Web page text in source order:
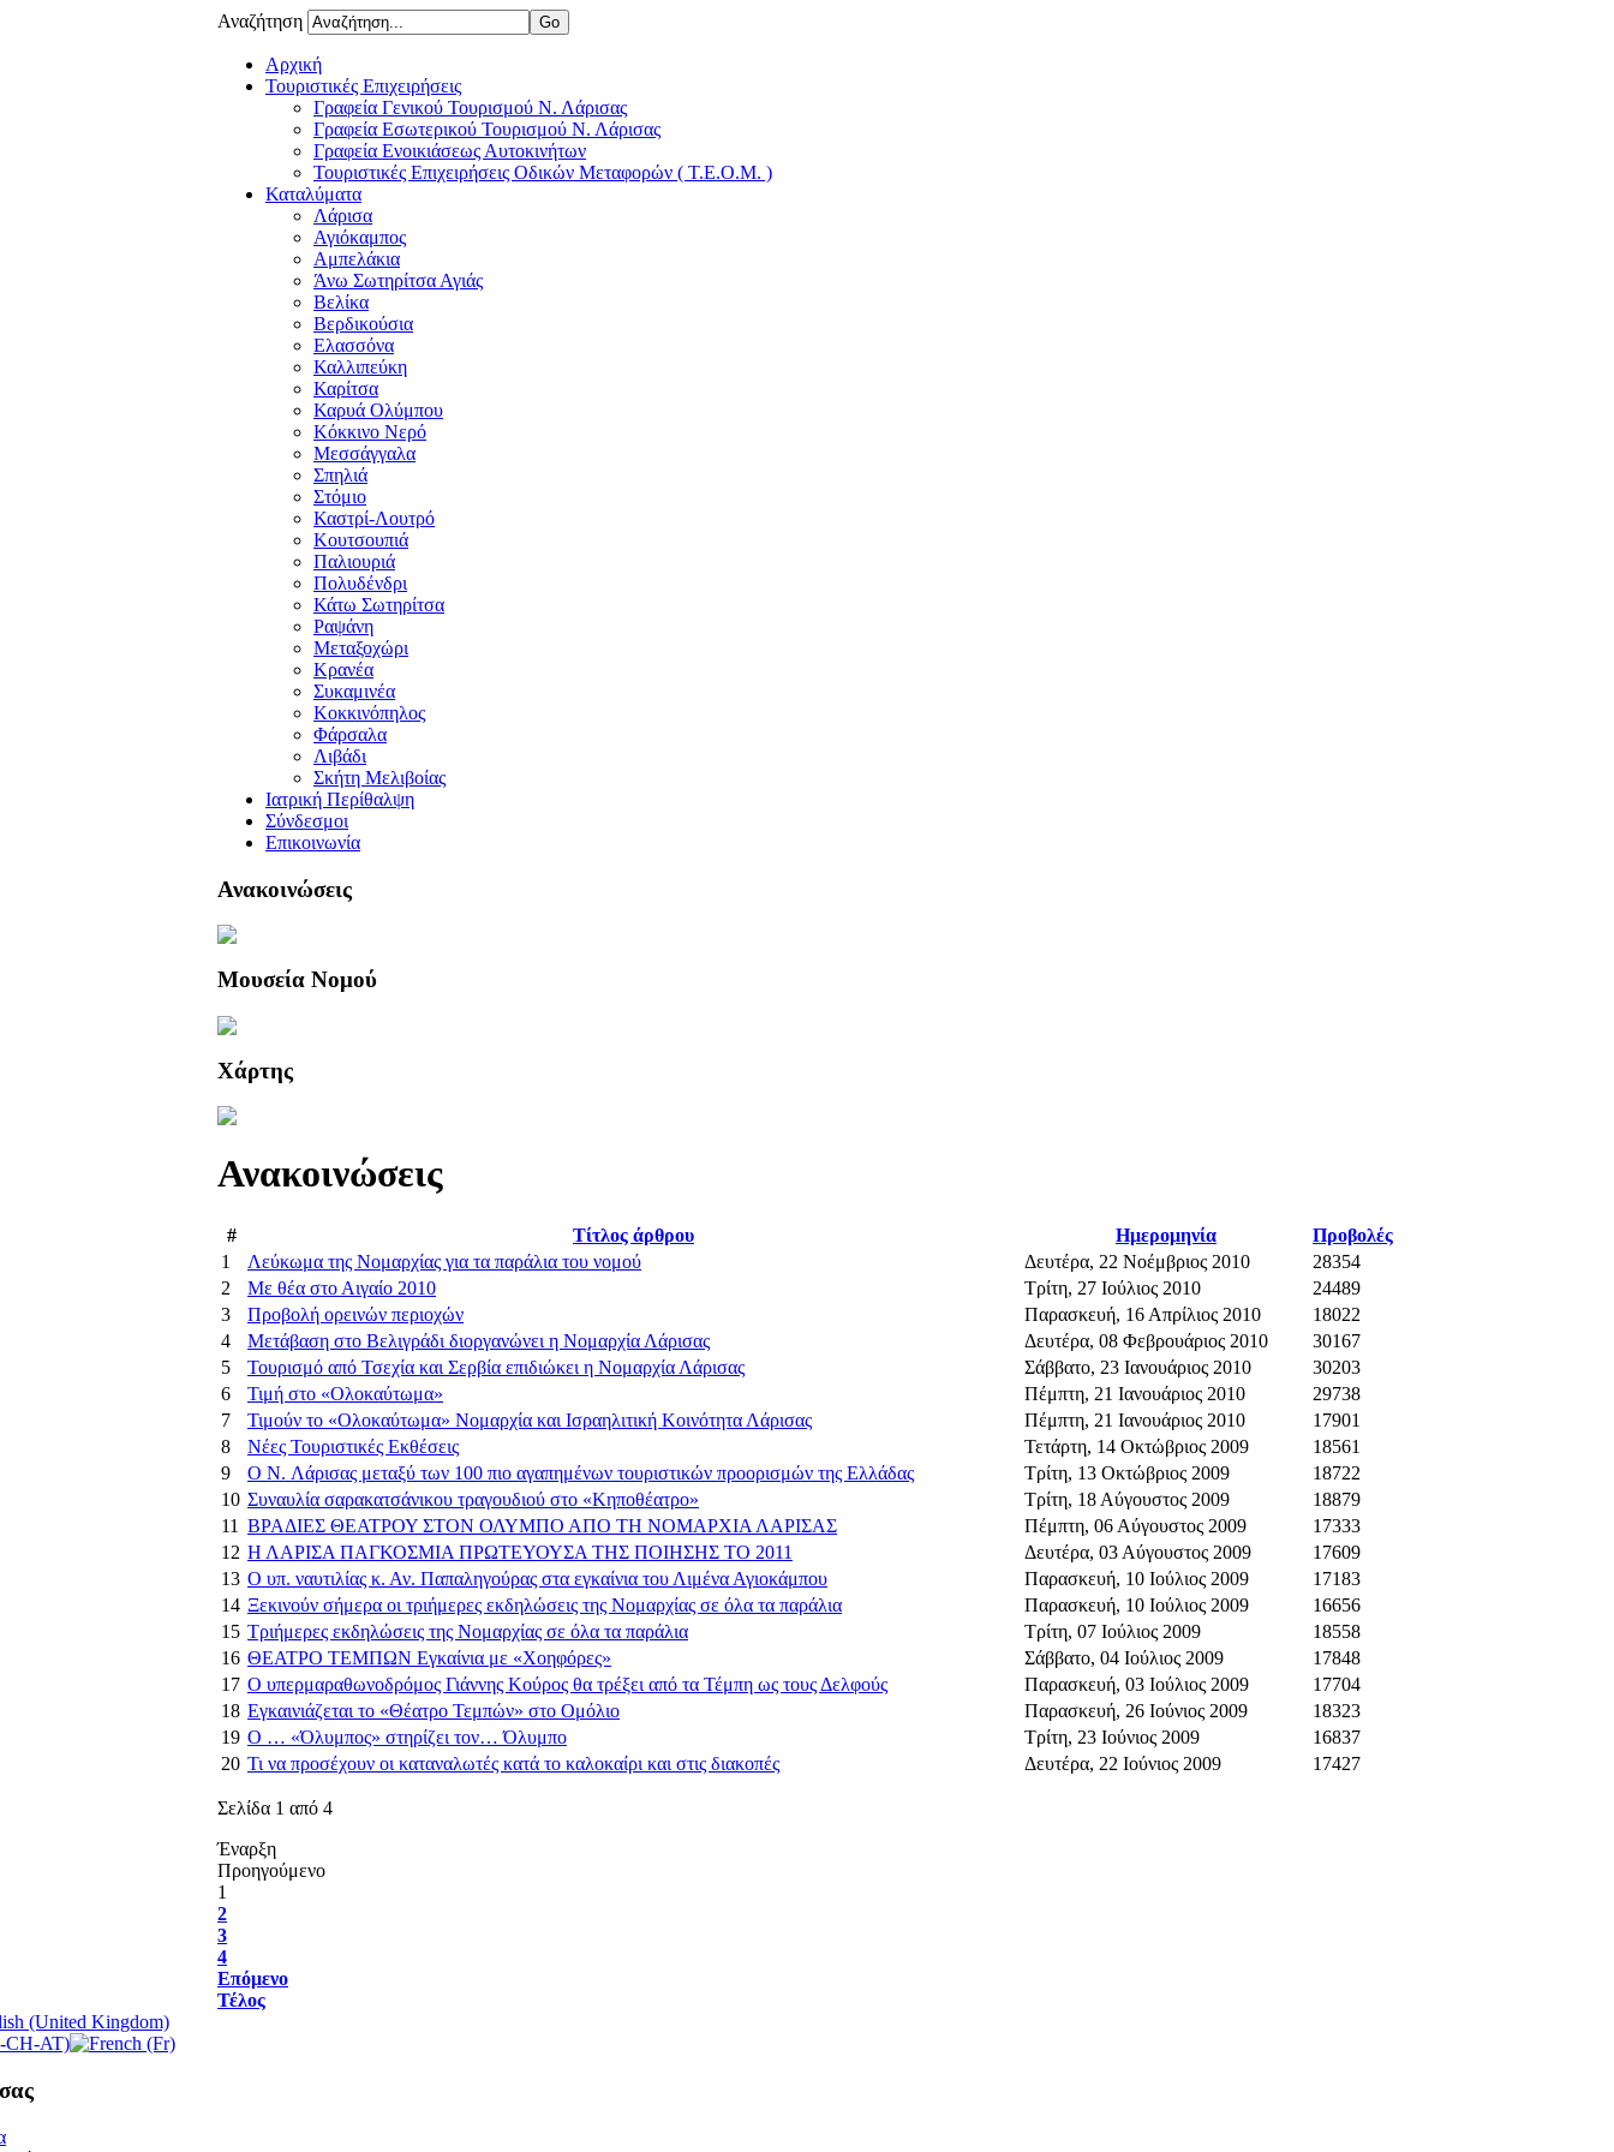
Αναζήτηση
Αρχική
Τουριστικές Επιχειρήσεις
Γραφεία Γενικού Τουρισμού Ν. Λάρισας
Γραφεία Εσωτερικού Τουρισμού Ν. Λάρισας
Γραφεία Ενοικιάσεως Αυτοκινήτων
Τουριστικές Επιχειρήσεις Οδικών Μεταφορών ( Τ.Ε.Ο.Μ. )
Καταλύματα
Λάρισα
Αγιόκαμπος
Αμπελάκια
Άνω Σωτηρίτσα Αγιάς
Βελίκα
Βερδικούσια
Ελασσόνα
Καλλιπεύκη
Καρίτσα
Καρυά Ολύμπου
Κόκκινο Νερό
Μεσσάγγαλα
Σπηλιά
Στόμιο
Καστρί-Λουτρό
Κουτσουπιά
Παλιουριά
Πολυδένδρι
Κάτω Σωτηρίτσα
Ραψάνη
Μεταξοχώρι
Κρανέα
Συκαμινέα
Κοκκινόπηλος
Φάρσαλα
Λιβάδι
Σκήτη Μελιβοίας
Ιατρική Περίθαλψη
Σύνδεσμοι
Επικοινωνία
Ανακοινώσεις
Μουσεία Νομού
Χάρτης
Ανακοινώσεις
# Τίτλος άρθρου Ημερομηνία
Προβολές
1
Λεύκωμα της Νομαρχίας για τα παράλια του νομού Δευτέρα, 22 Νοέμβριος 2010
28354
2
Με θέα στο Αιγαίο 2010 Τρίτη, 27 Ιούλιος 2010
24489
3
Προβολή ορεινών περιοχών Παρασκευή, 16 Απρίλιος 2010
18022
4
Μετάβαση στο Βελιγράδι διοργανώνει η Νομαρχία Λάρισας Δευτέρα, 08 Φεβρουάριος 2010
30167
5
Τουρισμό από Τσεχία και Σερβία επιδιώκει η Νομαρχία Λάρισας Σάββατο, 23 Ιανουάριος 2010
30203
6
Τιμή στο «Ολοκαύτωμα» Πέμπτη, 21 Ιανουάριος 2010
29738
7
Τιμούν το «Ολοκαύτωμα» Νομαρχία και Ισραηλιτική Κοινότητα Λάρισας Πέμπτη, 21 Ιανουάριος 2010
17901
8
Νέες Τουριστικές Εκθέσεις Τετάρτη, 14 Οκτώβριος 2009
18561
9
Ο N. Λάρισας μεταξύ των 100 πιο αγαπημένων τουριστικών προορισμών της Ελλάδας Τρίτη, 13 Οκτώβριος 2009
18722
10 Συναυλία σαρακατσάνικου τραγουδιού στο «Κηποθέατρο» Τρίτη, 18 Αύγουστος 2009
18879
11 ΒΡΑΔΙΕΣ ΘΕΑΤΡΟΥ ΣΤΟΝ ΟΛΥΜΠΟ ΑΠΟ ΤΗ ΝΟΜΑΡΧΙΑ ΛΑΡΙΣΑΣ Πέμπτη, 06 Αύγουστος 2009
17333
12 Η ΛΑΡΙΣΑ ΠΑΓΚΟΣΜΙΑ ΠΡΩΤΕΥΟΥΣΑ ΤΗΣ ΠΟΙΗΣΗΣ ΤΟ 2011 Δευτέρα, 03 Αύγουστος 2009
17609
13 Ο υπ. ναυτιλίας κ. Αν. Παπαληγούρας στα εγκαίνια του Λιμένα Αγιοκάμπου Παρασκευή, 10 Ιούλιος 2009
17183
14 Ξεκινούν σήμερα οι τριήμερες εκδηλώσεις της Νομαρχίας σε όλα τα παράλια Παρασκευή, 10 Ιούλιος 2009
16656
15 Τριήμερες εκδηλώσεις της Νομαρχίας σε όλα τα παράλια Τρίτη, 07 Ιούλιος 2009
18558
16 ΘΕΑΤΡΟ ΤΕΜΠΩΝ Εγκαίνια με «Χοηφόρες» Σάββατο, 04 Ιούλιος 2009
17848
17 Ο υπερμαραθωνοδρόμος Γιάννης Κούρος θα τρέξει από τα Τέμπη ως τους Δελφούς Παρασκευή, 03 Ιούλιος 2009
17704
18 Εγκαινιάζεται το «Θέατρο Τεμπών» στο Ομόλιο Παρασκευή, 26 Ιούνιος 2009
18323
19 Ο … «Όλυμπος» στηρίζει τον… Όλυμπο Τρίτη, 23 Ιούνιος 2009
16837
20 Τι να προσέχουν οι καταναλωτές κατά το καλοκαίρι και στις διακοπές Δευτέρα, 22 Ιούνιος 2009 17427
Σελίδα 1 από 4
Έναρξη
Προηγούμενο
1
2
3
4
Επόμενο
Τέλος